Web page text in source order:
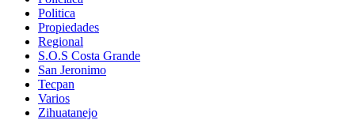
Politica
Propiedades
Regional
S.O.S Costa Grande
San Jeronimo
Tecpan
Varios
Zihuatanejo